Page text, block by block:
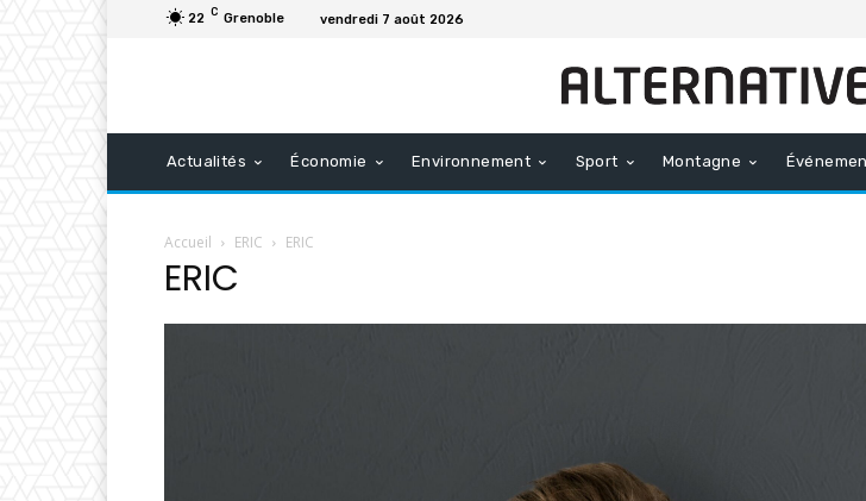
22 C Grenoble vendredi 7 août 2026
Actualités Économie Environnement Sport Montagne
Accueil ERIC ERIC
ERIC